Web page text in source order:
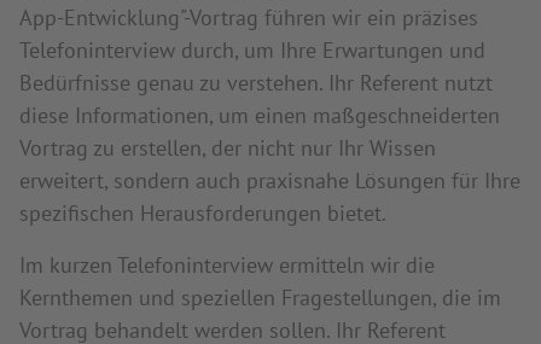
App-Entwicklung"-Vortrag führen wir ein präzises
Telefoninterview durch, um Ihre Erwartungen und
Bedürfnisse genau zu verstehen. Ihr Referent nutzt
diese Informationen, um einen maßgeschneiderten
Vortrag zu erstellen, der nicht nur Ihr Wissen
erweitert, sondern auch praxisnahe Lösungen für Ihre
spezifischen Herausforderungen bietet.
Im kurzen Telefoninterview ermitteln wir die
Kernthemen und speziellen Fragestellungen, die im
Vortrag behandelt werden sollen. Ihr Referent